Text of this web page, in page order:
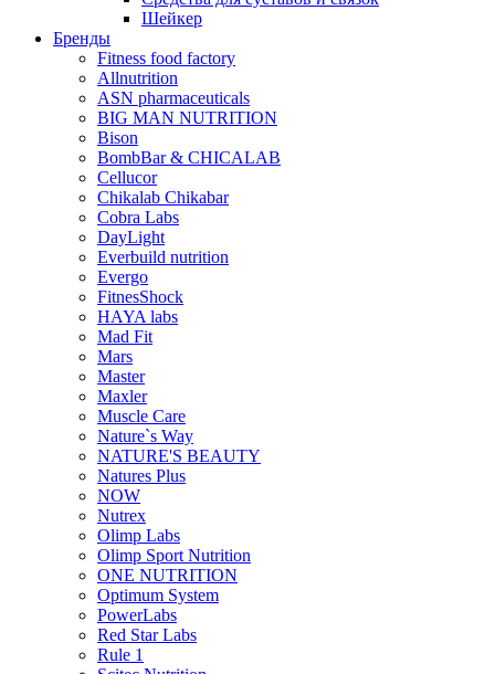
Шейкер
Бренды
Fitness food factory
Allnutrition
ASN pharmaceuticals
BIG MAN NUTRITION
Bison
BombBar & CHICALAB
Cellucor
Chikalab Chikabar
Cobra Labs
DayLight
Everbuild nutrition
Evergo
FitnesShock
HAYA labs
Mad Fit
Mars
Master
Maxler
Muscle Care
Nature`s Way
NATURE'S BEAUTY
Natures Plus
NOW
Nutrex
Olimp Labs
Olimp Sport Nutrition
ONE NUTRITION
Optimum System
PowerLabs
Red Star Labs
Rule 1